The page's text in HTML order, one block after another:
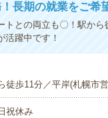
長期の就業をご希
トとの両立も〇！駅か
活躍中です！
徒歩11分／平岸(札幌市
祝休み